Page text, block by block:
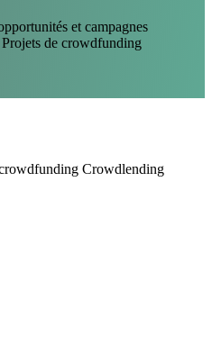
et campagnes
de crowdfunding
Crowdlending